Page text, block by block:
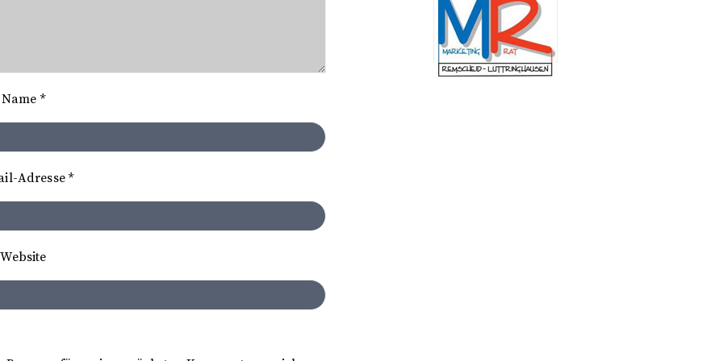
Name *
Adresse*
Website
Schulung am Institut der Feuerwehr Nordrhein-
Westfalen (IdF NRW) stand die Arbeit in
Krisenstäben. Anhand praxisnaher Szenarien
wurden Abläufe, Zuständigkeiten und
Entscheidungswege trainiert, die bei